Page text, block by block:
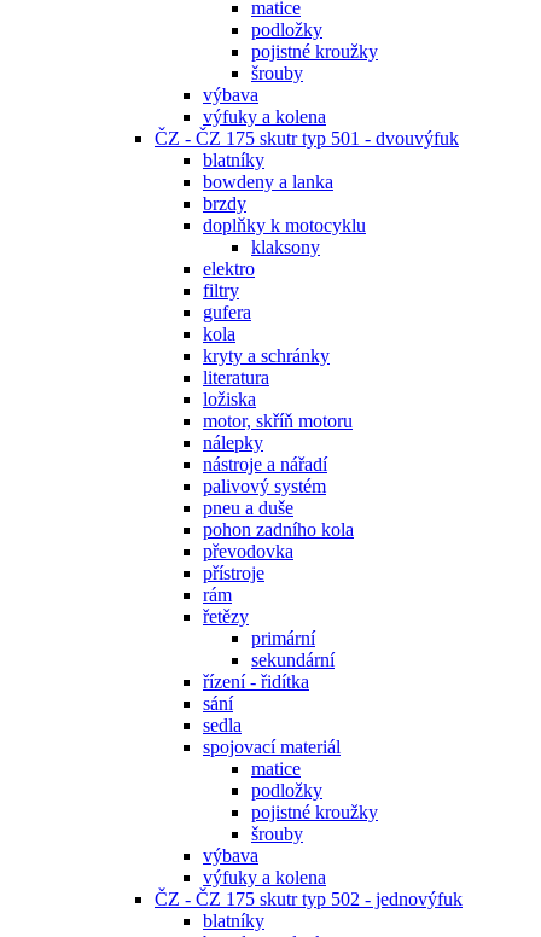
matice
podložky
pojistné kroužky
šrouby
výbava
výfuky a kolena
ČZ - ČZ 175 skutr typ 501 - dvouvýfuk
blatníky
bowdeny a lanka
brzdy
doplňky k motocyklu
klaksony
elektro
filtry
gufera
kola
kryty a schránky
literatura
ložiska
motor, skříň motoru
nálepky
nástroje a nářadí
palivový systém
pneu a duše
pohon zadního kola
převodovka
přístroje
rám
řetězy
primární
sekundární
řízení - řidítka
sání
sedla
spojovací materiál
matice
podložky
pojistné kroužky
šrouby
výbava
výfuky a kolena
ČZ - ČZ 175 skutr typ 502 - jednovýfuk
blatníky